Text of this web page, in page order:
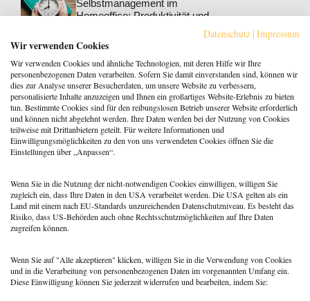
Selbstmanagement im
Homeoffice: Produktivität und
Berufspraxis
Klarheit gewinnt: Gebucht
werden als Coach:in im KI-
Zeitalter
Berufspraxis
Patientenrechtegesetz: 5
typische Irrtümer im Fakten-
Check
Coaching
falschen Fragen? Zeit für ein
Repertoire-Update
Menü
Datenschutz | Impressum
Wir verwenden Cookies
Wir verwenden Cookies und ähnliche Technologien, mit deren Hilfe wir Ihre
personenbezogenen Daten verarbeiten. Sofern Sie damit einverstanden sind, können wir
dies zur Analyse unserer Besucherdaten, um unsere Website zu verbessern,
personalisierte Inhalte anzuzeigen und Ihnen ein großartiges Website-Erlebnis zu bieten
tun. Bestimmte Cookies sind für den reibungslosen Betrieb unserer Website erforderlich
und können nicht abgelehnt werden. Ihre Daten werden bei der Nutzung von Cookies
teilweise mit Drittanbietern geteilt. Für weitere Informationen und
Einwilligungsmöglichkeiten zu den von uns verwendeten Cookies öffnen Sie die
Einstellungen über „Anpassen“.
Wenn Sie in die Nutzung der nicht-notwendigen Cookies einwilligen, willigen Sie
zugleich ein, dass Ihre Daten in den USA verarbeitet werden. Die USA gelten als ein
Land mit einem nach EU-Standards unzureichenden Datenschutzniveau. Es besteht das
Risiko, dass US-Behörden auch ohne Rechtsschutzmöglichkeiten auf Ihre Daten
zugreifen können.
Wenn Sie auf "Alle akzeptieren" klicken, willigen Sie in die Verwendung von Cookies
und in die Verarbeitung von personenbezogenen Daten im vorgenannten Umfang ein.
Diese Einwilligung können Sie jederzeit widerrufen und bearbeiten, indem Sie: